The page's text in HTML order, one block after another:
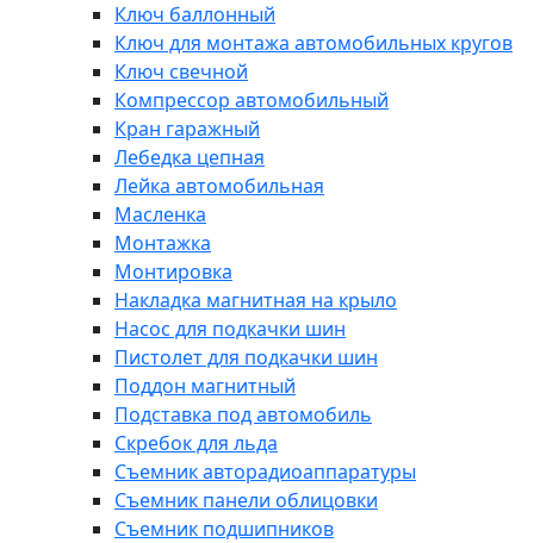
Ключ баллонный
Ключ для монтажа автомобильных кругов
Ключ свечной
Компрессор автомобильный
Кран гаражный
Лебедка цепная
Лейка автомобильная
Масленка
Монтажка
Монтировка
Накладка магнитная на крыло
Насос для подкачки шин
Пистолет для подкачки шин
Поддон магнитный
Подставка под автомобиль
Скребок для льда
Съемник авторадиоаппаратуры
Съемник панели облицовки
Съемник подшипников